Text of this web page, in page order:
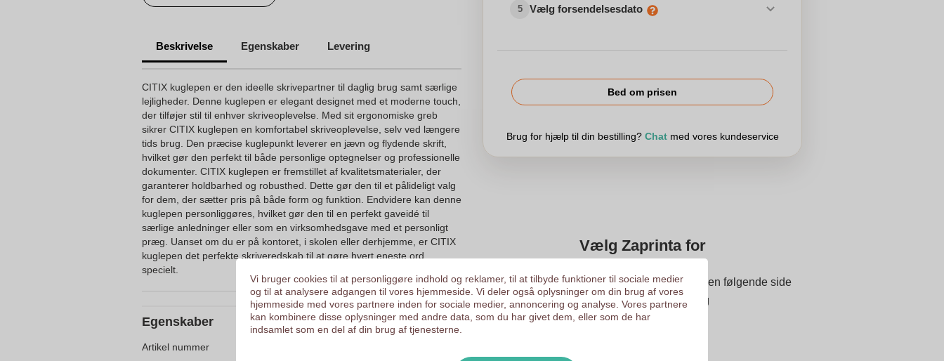
Beskrivelse Egenskaber Levering
CITIX kuglepen er den ideelle skrivepartner til daglig brug samt særlige
lejligheder. Denne kuglepen er elegant designet med et moderne touch,
der tilføjer stil til enhver skriveoplevelse. Med sit ergonomiske greb
sikrer CITIX kuglepen en komfortabel skriveoplevelse, selv ved længere
tids brug. Den præcise kuglepunkt leverer en jævn og flydende skrift,
hvilket gør den perfekt til både personlige optegnelser og professionelle
dokumenter. CITIX kuglepen er fremstillet af kvalitetsmaterialer, der
garanterer holdbarhed og robusthed. Dette gør den til et pålideligt valg
for dem, der sætter pris på både form og funktion. Endvidere kan denne
kuglepen personliggøres, hvilket gør den til en perfekt gaveidé til
særlige anledninger eller som en virksomhedsgave med et personligt
præg. Uanset om du er på kontoret, i skolen eller derhjemme, er CITIX
kuglepen det perfekte skriveredskab til at gøre hvert eneste ord
specielt.
Egenskaber
Artikel nummer
5 Vælg forsendelsesdato
Bed om prisen
Brug for hjælp til din bestilling? Chatmed vores kundeservice
Vælg Zaprinta for
Det er også muligt at uploade dit logo til den følgende side
Vi tjekker dit logo gratis inden udskrivning
Kunder giver os en score på 9.3
Vi bruger cookies til at personliggøre indhold og reklamer, til at tilbyde funktioner til sociale medier
og til at analysere adgangen til vores hjemmeside. Vi deler også oplysninger om din brug af vores
hjemmeside med vores partnere inden for sociale medier, annoncering og analyse. Vores partnere
kan kombinere disse oplysninger med andre data, som du har givet dem, eller som de har
indsamlet som en del af din brug af tjenesterne.